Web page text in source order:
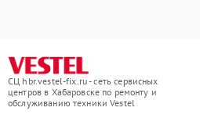
СЦ hbr.vestel-fix.ru - сеть сервисных
центров в Хабаровске по ремонту и
обслуживанию техники Vestel